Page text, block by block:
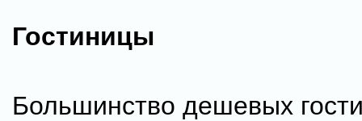
Гостиницы
Большинство дешевых